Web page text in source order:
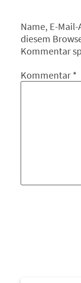
Name, E-
diesem
Kommentar
Kommentar *